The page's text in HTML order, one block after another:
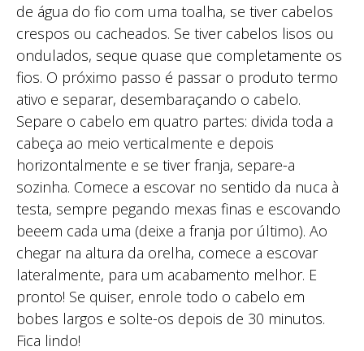
de água do fio com uma toalha, se tiver cabelos
crespos ou cacheados. Se tiver cabelos lisos ou
ondulados, seque quase que completamente os
fios. O próximo passo é passar o produto termo
ativo e separar, desembaraçando o cabelo.
Separe o cabelo em quatro partes: divida toda a
cabeça ao meio verticalmente e depois
horizontalmente e se tiver franja, separe-a
sozinha. Comece a escovar no sentido da nuca à
testa, sempre pegando mexas finas e escovando
beeem cada uma (deixe a franja por último). Ao
chegar na altura da orelha, comece a escovar
lateralmente, para um acabamento melhor. E
pronto! Se quiser, enrole todo o cabelo em
bobes largos e solte-os depois de 30 minutos.
Fica lindo!